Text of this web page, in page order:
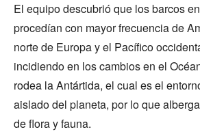
El equipo descubrió que los barcos
procedían con mayor frecuencia de
norte de Europa y el Pacífico
incidiendo en los cambios en el
rodea la Antártida, el cual es el
aislado del planeta, por lo que
de flora y fauna.